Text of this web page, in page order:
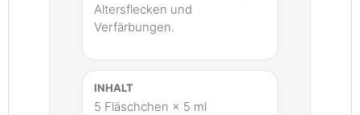
Altersflecken und
Verfärbungen.
INHALT
5 Fläschchen × 5 ml